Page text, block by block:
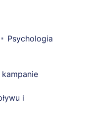
Psychologia
i